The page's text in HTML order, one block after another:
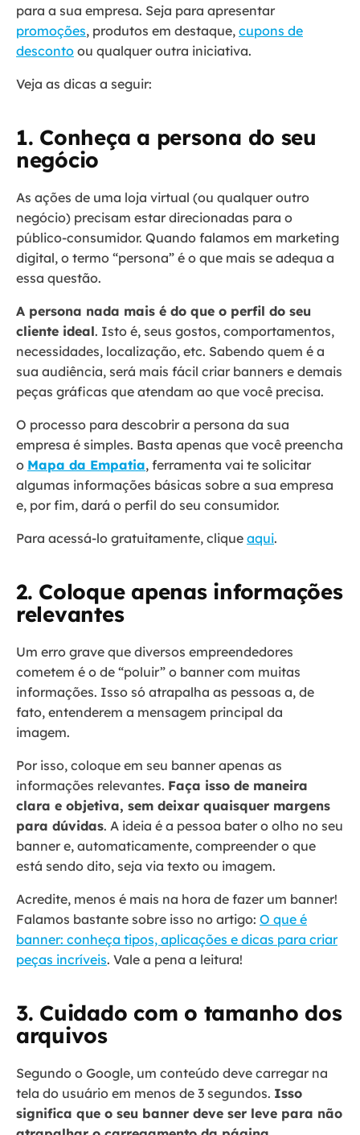
para a sua empresa. Seja para apresentar
promoções, produtos em destaque, cupons de
desconto ou qualquer outra iniciativa.
Veja as dicas a seguir:
1. Conheça a persona do seu
negócio
As ações de uma loja virtual (ou qualquer outro
negócio) precisam estar direcionadas para o
público-consumidor. Quando falamos em marketing
digital, o termo “persona” é o que mais se adequa a
essa questão.
A persona nada mais é do que o perfil do seu
cliente ideal. Isto é, seus gostos, comportamentos,
necessidades, localização, etc. Sabendo quem é a
sua audiência, será mais fácil criar banners e demais
peças gráficas que atendam ao que você precisa.
O processo para descobrir a persona da sua
empresa é simples. Basta apenas que você preencha
o Mapa da Empatia, ferramenta vai te solicitar
algumas informações básicas sobre a sua empresa
e, por fim, dará o perfil do seu consumidor.
Para acessá-lo gratuitamente, clique aqui.
2. Coloque apenas informações
relevantes
Um erro grave que diversos empreendedores
cometem é o de “poluir” o banner com muitas
informações. Isso só atrapalha as pessoas a, de
fato, entenderem a mensagem principal da
imagem.
Por isso, coloque em seu banner apenas as
informações relevantes. Faça isso de maneira
clara e objetiva, sem deixar quaisquer margens
para dúvidas. A ideia é a pessoa bater o olho no seu
banner e, automaticamente, compreender o que
está sendo dito, seja via texto ou imagem.
Acredite, menos é mais na hora de fazer um banner!
Falamos bastante sobre isso no artigo: O que é
banner: conheça tipos, aplicações e dicas para criar
peças incríveis. Vale a pena a leitura!
3. Cuidado com o tamanho dos
arquivos
Segundo o Google, um conteúdo deve carregar na
tela do usuário em menos de 3 segundos. Isso
significa que o seu banner deve ser leve para não